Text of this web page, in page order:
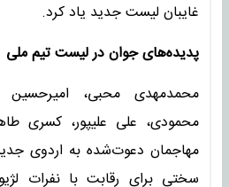
غایبان لیست جدید یاد کرد.
پدیده‌های جوان در لیست تیم ملی
محمدمهدی محبی، امیرحسین
محمودی، علی علیپور، کسری
مهاجمان دعوت‌شده به اردوی
سختی برای رقابت با نفرات